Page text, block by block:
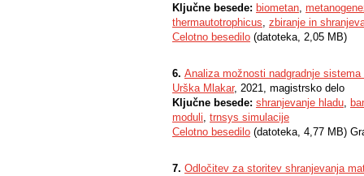
Ključne besede: biometan,
thermautotrophicus, zbiranje in
Celotno besedilo (datoteka, 2,05 MB)
6. Analiza možnosti nadgradnje
Urška Mlakar, 2021, magistrsko delo
Ključne besede: shranjevanje hladu,
moduli, trnsys simulacije
Celotno besedilo (datoteka, 4,77 MB)
7. Odločitev za storitev shranjevanja